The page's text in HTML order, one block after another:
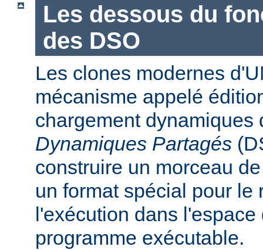
Les dessous du
des DSO
Les clones modernes
mécanisme appelé
chargement dynamiques
Dynamiques Partagés
construire un morceau
un format spécial pour le
l'exécution dans
programme exécutable.